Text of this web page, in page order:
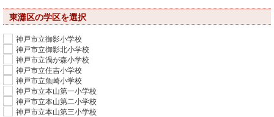
東灘区の学区を選択
神戸市立御影小学校
神戸市立御影北小学校
神戸市立渦が森小学校
神戸市立住吉小学校
神戸市立魚崎小学校
神戸市立本山第一小学校
神戸市立本山第二小学校
神戸市立本山第三小学校